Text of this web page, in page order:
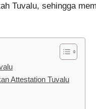
Tuvalu, sehingga
Attestation Tuvalu